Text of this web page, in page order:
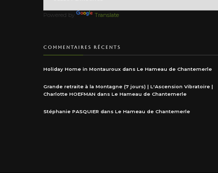
Powered by Translate
COMMENTAIRES RÉCENTS
Holiday Home in Montauroux dans Le Hameau de Chantemerle
Grande retraite à la Montagne (7 jours) | L'Ascension Vibratoire |
Charlotte HOEFMAN dans Le Hameau de Chantemerle
Stéphanie PASQUIER dans Le Hameau de Chantemerle